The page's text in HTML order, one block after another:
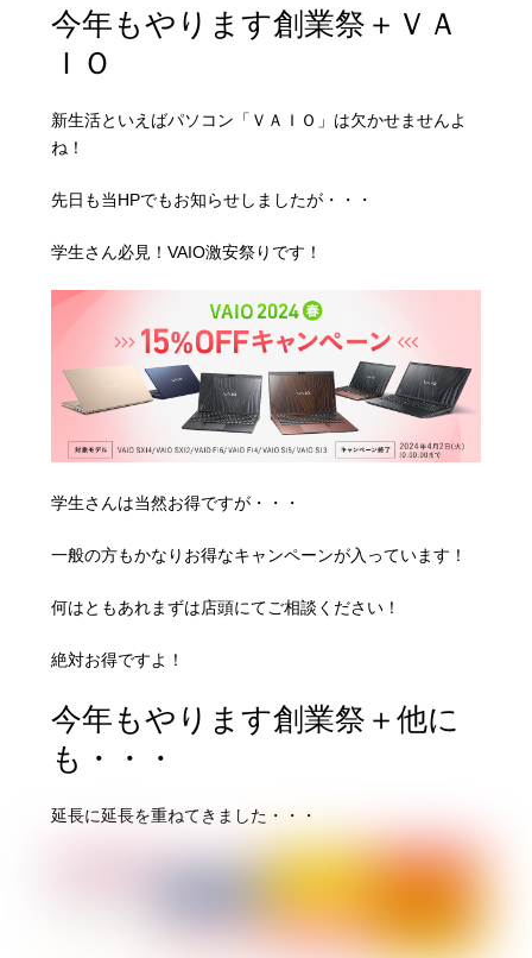
今年もやります創業祭＋ＶＡ
ＩＯ
新生活といえばパソコン「ＶＡＩＯ」は欠かせませんよ
ね！
先日も当HPでもお知らせしましたが・・・
学生さん必見！VAIO激安祭りです！
学生さんは当然お得ですが・・・
一般の方もかなりお得なキャンペーンが入っています！
何はともあれまずは店頭にてご相談ください！
絶対お得ですよ！
今年もやります創業祭＋他に
も・・・
延長に延長を重ねてきました・・・